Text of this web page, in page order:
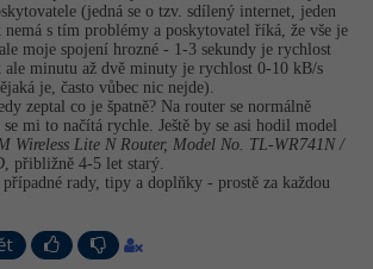
MVC
návrhové vzory
MariaDB
administrátor
/ UX/UI návrhář
manažer
-80%
-25%
-30%
-80%
InDesign -25%
After Effects
-80%
-80%
(jedná se o tzv. sdílený internet, jeden
nemá s tím problémy a poskytovatel říká, že vše je
moje spojení hrozné - 1-3 sekundy je rychlost
ale minutu až dvě minuty je rychlost 0-10 kB/s
je, často vůbec nic nejde).
zeptal co je špatně? Na router se normálně
mi to načítá rychle. Ještě by se asi hodil model
Wireless Lite N Router, Model No. TL-WR741N /
, přibližně 4-5 let starý.
případné rady, tipy a doplňky - prostě za každou